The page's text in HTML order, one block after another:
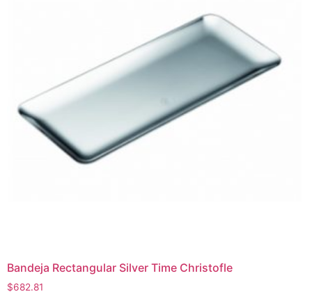
Bandeja Rectangular Silver Time Christofle
$682.81